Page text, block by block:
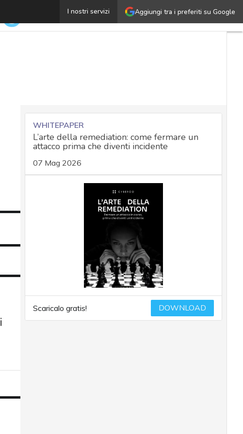
Aggiungi tra i preferiti su Google
I nostri servizi
I rischi nascosti dell’intelligenza artificiale per le Pmi:
WHITEPAPER
L’arte della remediation: come fermare un
attacco prima che diventi incidente
07 Mag 2026
Scaricalo gratis! DOWNLOAD